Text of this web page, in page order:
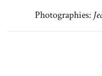
Photographies: